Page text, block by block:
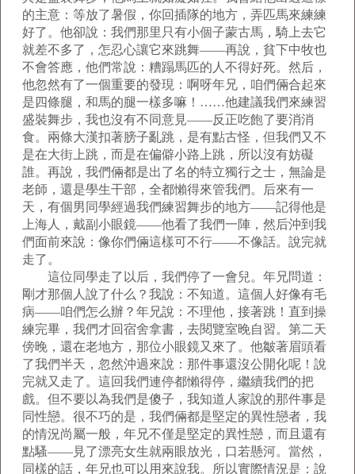
的主意：等放了暑假，你回插隊的地方，弄匹馬來練練
好了。他卻說：我們那里只有小個子蒙古馬，騎上去它
就差不多了，怎忍心讓它來跳舞——再說，貧下中牧也
不會答應，他們常說：糟蹋馬匹的人不得好死。然后，
他忽然有了一個重要的發現：啊呀年兄，咱們倆合起來
是四條腿，和馬的腿一樣多嘛！……他建議我們來練習
盛裝舞步，我也沒有不同意見——反正吃飽了要消消
食。兩條大漢扣著膀子亂跳，是有點古怪，但我們又不
是在大街上跳，而是在偏僻小路上跳，所以沒有妨礙
誰。再說，我們倆都是出了名的特立獨行之士，無論是
老師，還是學生干部，全都懶得來管我們。后來有一
天，有個男同學經過我們練習舞步的地方——記得他是
上海人，戴副小眼鏡——他看了我們一陣，然后沖到我
們面前來說：像你們倆這樣可不行——不像話。說完就
走了。
這位同學走了以后，我們停了一會兒。年兄問道：
剛才那個人說了什么？我說：不知道。這個人好像有毛
病——咱們怎么辦？年兄說：不理他，接著跳！直到操
練完畢，我們才回宿舍拿書，去閱覽室晚自習。第二天
傍晚，還在老地方，那位小眼鏡又來了。他皺著眉頭看
了我們半天，忽然沖過來說：那件事還沒公開化呢！說
完就又走了。這回我們連停都懶得停，繼續我們的把
戲。但不要以為我們是傻子，我知道人家說的那件事是
同性戀。很不巧的是，我們倆都是堅定的異性戀者，我
的情況尚屬一般，年兄不僅是堅定的異性戀，而且還有
點騷——見了漂亮女生就兩眼放光，口若懸河。當然，
同樣的話，年兄也可以用來說我。所以實際情況是：說